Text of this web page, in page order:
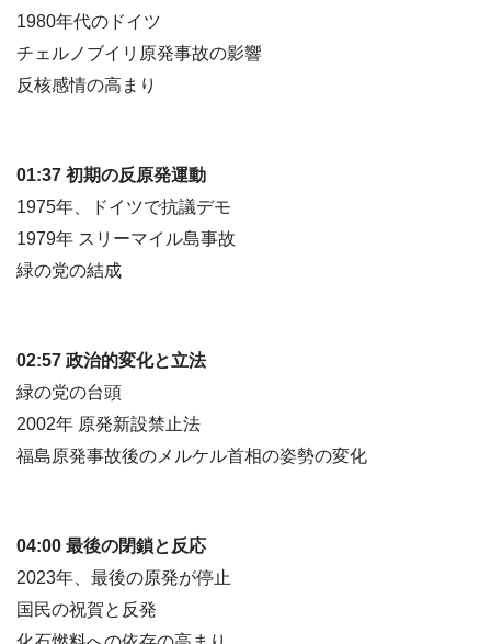
1980年代のドイツ
チェルノブイリ原発事故の影響
反核感情の高まり
01:37 初期の反原発運動
1975年、ドイツで抗議デモ
1979年 スリーマイル島事故
緑の党の結成
02:57 政治的変化と立法
緑の党の台頭
2002年 原発新設禁止法
福島原発事故後のメルケル首相の姿勢の変化
04:00 最後の閉鎖と反応
2023年、最後の原発が停止
国民の祝賀と反発